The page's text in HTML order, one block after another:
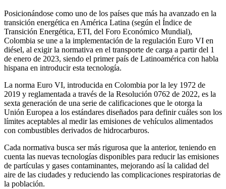
Posicionándose como uno de los países que más ha avanzado en la
transición energética en América Latina (según el Índice de
Transición Energética, ETI, del Foro Económico Mundial),
Colombia se une a la implementación de la regulación Euro VI en
diésel, al exigir la normativa en el transporte de carga a partir del 1
de enero de 2023, siendo el primer país de Latinoamérica con habla
hispana en introducir esta tecnología.
La norma Euro VI, introducida en Colombia por la ley 1972 de
2019 y reglamentada a través de la Resolución 0762 de 2022, es la
sexta generación de una serie de calificaciones que le otorga la
Unión Europea a los estándares diseñados para definir cuáles son los
límites aceptables al medir las emisiones de vehículos alimentados
con combustibles derivados de hidrocarburos.
Cada normativa busca ser más rigurosa que la anterior, teniendo en
cuenta las nuevas tecnologías disponibles para reducir las emisiones
de partículas y gases contaminantes, mejorando así la calidad del
aire de las ciudades y reduciendo las complicaciones respiratorias de
la población.